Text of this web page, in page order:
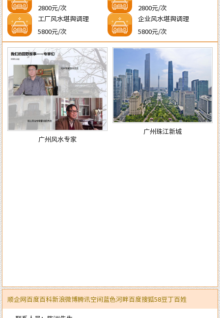
2800元/次
2800元/次
工厂风水堪舆调理
5800元/次
企业风水堪舆调理
5800元/次
广州风水专家
广州珠江新城
顺企网百度百科新浪微博腾讯空间蓝色河畔百度搜狐58豆丁百姓